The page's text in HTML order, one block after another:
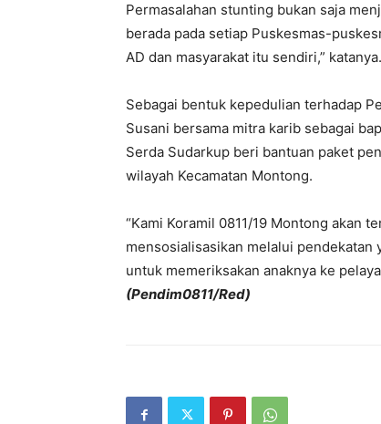
Permasalahan stunting bukan saja
berada pada setiap Puskesmas-
AD dan masyarakat itu sendiri,” katanya.
Sebagai bentuk kepedulian terhadap
Susani bersama mitra karib sebagai
Serda Sudarkup beri bantuan paket
wilayah Kecamatan Montong.
“Kami Koramil 0811/19 Montong akan
mensosialisasikan melalui
untuk memeriksakan anaknya ke
(Pendim0811/Red)